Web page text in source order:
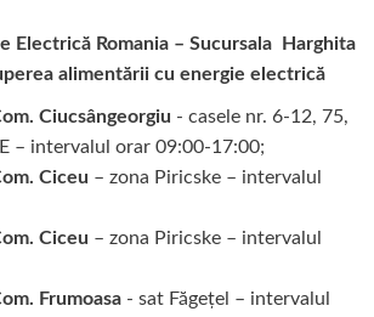
Electrică Romania – Sucursala Harghita
alimentării cu energie electrică
Ciucsângeorgiu - casele nr. 6-12, 75,
– intervalul orar 09:00-17:00;
Ciceu – zona Piricske – intervalul
Ciceu – zona Piricske – intervalul
Frumoasa- sat Făgețel – intervalul